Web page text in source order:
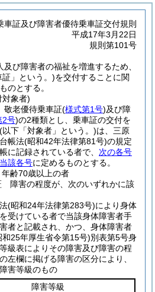
車証及び障害者優待乗車証交付規則
平成17年3月22日
規則第101号
及び障害者の福祉を増進するため、
」という。)を交付することに関
のとする。
対象者)
敬老優待乗車証(様式第1号)及び障
2号)の2種類とし、乗車証の交付を
(以下「対象者」という。)は、三原
帳法(昭和42年法律第81号)の規定
に記録されている者で、 次の各号
当該各号に定めるものとする。
齢70歳以上の者
障害の程度が、次のいずれかに該
(昭和24年法律第283号)により身体
受けている者で当該身体障害者手
者と記載され、かつ、身体障害者
和25年厚生省令第15号)別表第5号身
級表によりその障害及び障害の程
の左欄に掲げる障害の区分により、
害等級のもの
障害等級